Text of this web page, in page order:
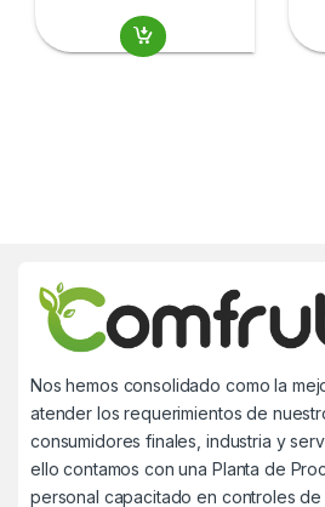
Nos hemos consolidado como la
atender los requerimientos de
consumidores finales, industria y
ello contamos con una Planta de
personal capacitado en controles